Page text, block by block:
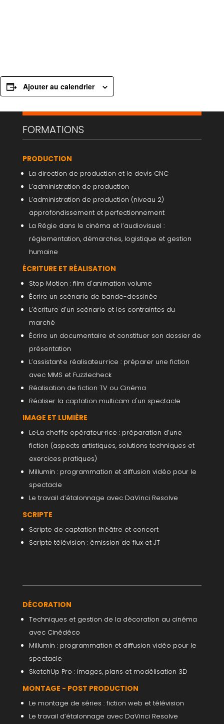
Ajouter au calendrier
FORMATIONS
PRODUCTION
La direction de production et le devis CNC
L’administration de production
L’administration de production (niveau 2)
approfondissement et perfectionnement
La Régie dans le cinéma et l’audiovisuel :
réglementation, démarches, logistique et gestion
humaine
ÉCRITURE ET RÉALISATION
Stop Motion : film d'animation volume
Écrire un scénario de bande-dessinée
L’écriture d’un scénario et les contraintes du
marché
Écrire un documentaire et constituer son dossier de
présentation
L’assistant·e réalisateur·rice : préparer une fiction
avec MMS et Fuzzlecheck
Réalisation de fiction TV ou Cinéma
Réaliser la captation multicam d'un spectacle
IMAGE ET LUMIÈRE
Le·La chef·fe opérateur·rice : préparation d’une
fiction (aspects artistiques, solutions techniques et
exercices pratiques)
Millumin : programmation et diffusion vidéo pour le
spectacle
Le travail d’étalonnage avec DaVinci Resolve
SCRIPTE
Scripte de captation théâtre et concert
Scripte télévision : émission de flux et JT
DÉCORATION
Techniques et gestion de la décoration au cinéma
avec Cinédéco
Millumin : programmation et diffusion vidéo pour le
spectacle
SketchUp Pro : images, plans et modélisation 3D
MONTAGE - POST PRODUCTION
Le montage de séries : fiction web et télévision
Le travail d’étalonnage avec DaVinci Resolve